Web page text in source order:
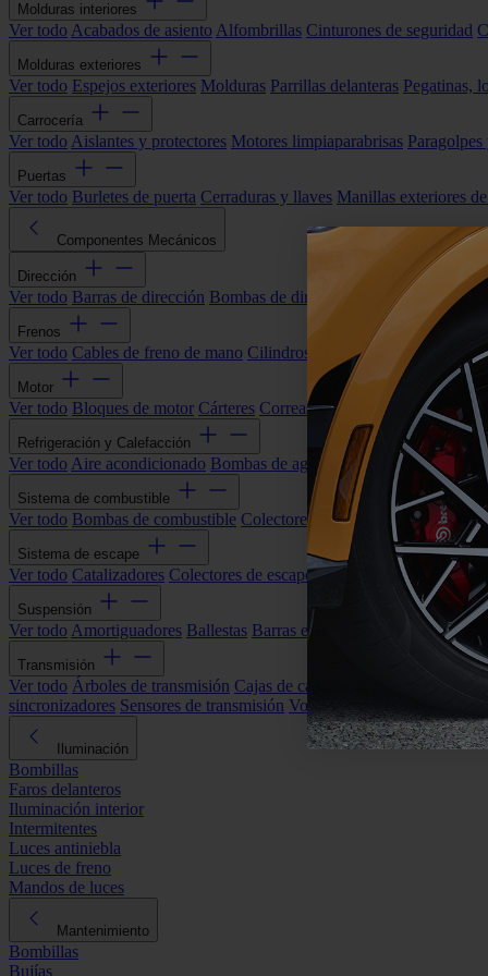
Molduras interiores
Ver todo Acabados de asiento Alfombrillas Cinturones de seguridad
Molduras exteriores
Ver todo Espejos exteriores Molduras Parrillas delanteras Pegatinas,
Carrocería
Ver todo Aislantes y protectores Motores limpiaparabrisas
Puertas
Ver todo Burletes de puerta Cerraduras y llaves Manillas exteriores
Componentes Mecánicos
Dirección
Ver todo Barras de dirección Bombas de dirección asistida
Frenos
Ver todo Cables de freno de mano Cilindros de freno Componentes
Motor
Ver todo Bloques de motor Cárteres Correas alternador Correas y
Refrigeración y Calefacción
Ver todo Aire acondicionado Bombas de agua Electroventiladores
Sistema de combustible
Ver todo Bombas de combustible Colectores de admisión Filtros de
Sistema de escape
Ver todo Catalizadores Colectores de escape Filtros de partículas
Suspensión
Ver todo Amortiguadores Ballestas Barras estabilizadoras Bieletas y
Transmisión
Ver todo Árboles de transmisión Cajas de cambios automáticas
sincronizadores Sensores de transmisión Volantes de motor
Iluminación
Bombillas
Faros delanteros
Iluminación interior
Intermitentes
Luces antiniebla
Luces de freno
Mandos de luces
Mantenimiento
Bombillas
Bujías